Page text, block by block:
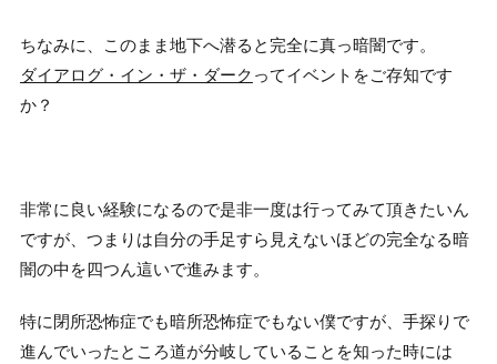
ちなみに、このまま地下へ潜ると完全に真っ暗闇です。
ダイアログ・イン・ザ・ダーク ってイベントをご存知です
か？
非常に良い経験になるので是非一度は行ってみて頂きたいん
ですが、つまりは自分の手足すら見えないほどの完全なる暗
闇の中を四つん這いで進みます。
特に閉所恐怖症でも暗所恐怖症でもない僕ですが、手探りで
進んでいったところ道が分岐していることを知った時には